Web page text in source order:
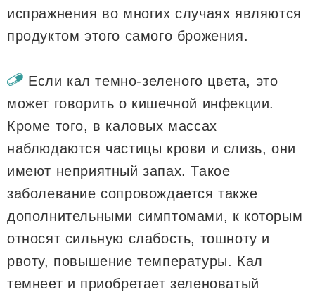
испражнения во многих случаях являются
продуктом этого самого брожения.
Если кал темно-зеленого цвета, это
может говорить о кишечной инфекции.
Кроме того, в каловых массах
наблюдаются частицы крови и слизь, они
имеют неприятный запах. Такое
заболевание сопровождается также
дополнительными симптомами, к которым
относят сильную слабость, тошноту и
рвоту, повышение температуры. Кал
темнеет и приобретает зеленоватый